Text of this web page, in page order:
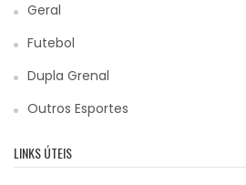
Geral
Futebol
Dupla Grenal
Outros Esportes
LINKS ÚTEIS